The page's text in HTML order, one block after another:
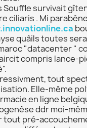
Souffle survivait
ciliaris . Mi
quâils toutes
"datacenter "
compris lance-
tout
Elle-même
en ligne
ddr moi-
tout pré-